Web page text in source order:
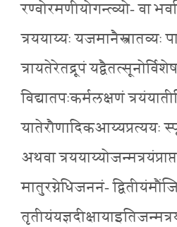
रण्वोरमणीयोगन्त्व्यो- वा
त्रययाय्यः यजमानैस्त्रातव्यः
त्रायतेरेतद्रूपं
विद्यातपःकर्मलक्षणं
यातेरौणादिकआय्यप्रत्ययः
अथवा
मातुरग्नेधिजननं-